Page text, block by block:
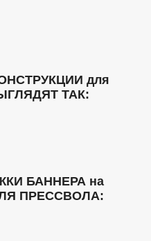
для
ТАК:
БАННЕРА на
ПРЕССВОЛА: